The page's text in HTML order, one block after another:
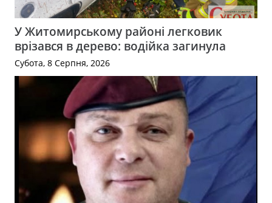
У Житомирському районі легковик
врізався в дерево: водійка загинула
Субота, 8 Серпня, 2026